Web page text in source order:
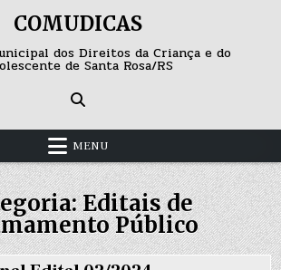
COMUDICAS
dos Direitos da Criança e do
de Santa Rosa/RS
MENU
Editais de
Público